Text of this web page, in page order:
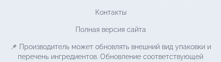
Контакты
Полная версия сайта
📌 Производитель может обновлять внешний вид упаковки и
перечень ингредиентов. Обновление соответствующей